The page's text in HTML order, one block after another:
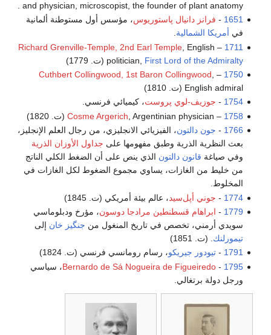
and physician, microscopist, the founder of plant anatomy .
1651
- فرانز دانيال پاستوريوس، مؤسس أول مستوطنة ألمانية
في أمريكا الشمالية.
1711
–
Richard Grenville-Temple, 2nd Earl Temple, English
politician, First Lord of the Admiralty
(ت. 1779)
1750
–
Cuthbert Collingwood, 1st Baron Collingwood
English admiral (ت. 1810)
1754
- جوزيف-لوي پروست، كيميائي فرنسي.
1758
–
Cosme Argerich , Argentinian physician (ت. 1820)
1766
- جون دالتون، الفيزيائي الانجليزي، من رجال العلم الإنجليز،
بعث النظرية الذرية وطبق مفهومها على جداول الأوزان الذرية
وفي صياغة قانون دالتون الذي ينص على أن الضغط الكلي الناتج
من خليط من الغازات، يساوي مجموع الضغوط لكل الغازات في
المخلوط.
1774
- جوني أپل‌سيد، عالم بيئة أمريكي (ت. 1845)
1779
- ابراهام قسطنطين مرادجا دوسون، مؤرخ ودبلوماسي
سويدي أرمني، تخصص في تاريخ المنغول من جنگيز خان إلى
تيمورلنك . (ت. 1851)
1791
-تيودور جيريكو، رسام رومانسي فرنسي (ت. 1824)
1795
-
Bernardo de Sá Nogueira de Figueiredo، سياسي
ورجل دولة برتغالي.